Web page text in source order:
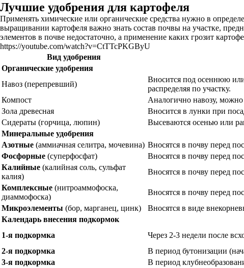
Лучшие удобрения для картофеля
Применять химические или органические средства нужно в
выращивании картофеля важно знать состав почвы на участке,
элементов в почве недостаточно, а применение каких грозит
https://youtube.com/watch?v=CtTTcPKGByU
Вид удобрения
Органические удобрения
Навоз (перепревший)
Вносится под осеннюю
распределяя по участку.
Компост
Аналогично навозу, можно
Зола древесная
Вносится в лунки при
Сидераты (горчица, люпин)
Высеваются осенью или
Минеральные удобрения
Азотные (аммиачная селитра, мочевина) Вносятся в почву перед
Фосфорные (суперфосфат) Вносятся в почву перед
Калийные (калийная соль, сульфат
калия)
Вносятся в почву перед
Комплексные (нитроаммофоска,
диаммофоска)
Вносятся в почву перед
Микроэлементы (бор, марганец, цинк) Вносятся в виде
Календарь внесения подкормок
1-я подкормка
Через 2-3 недели после
2-я подкормка
В период бутонизации
3-я подкормка
В период